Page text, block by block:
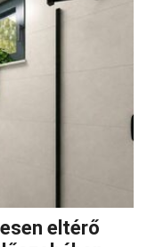
eltérő